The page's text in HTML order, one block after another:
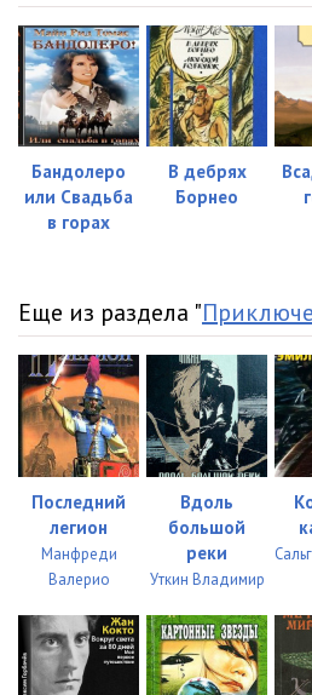
Glava_23
Glava_24
Glava_25
Glava_26
Glava_27
Glava_29
Glava_30
Glava_31
Glava_32
Glava_33
Glava_34
Glava_35
Glava_36
Бандолеро
или Свадьба
в горах
В дебрях
Борнео
Еще из раздела "
Последний
легион
Манфреди
Валерио
Вдоль
большой
реки
Уткин Владимир